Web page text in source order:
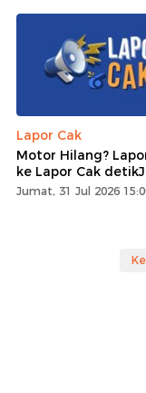
Lapor Cak
Motor Hilang?
ke Lapor Cak
Jumat, 31 Jul 2026